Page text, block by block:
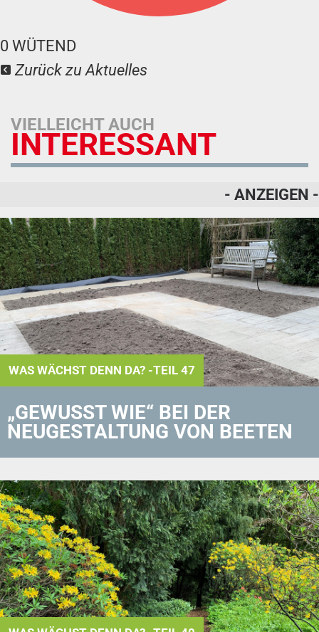
0 WÜTEND
Zurück zu Aktuelles
VIELLEICHT AUCH
INTERESSANT
- ANZEIGEN -
WAS WÄCHST DENN DA? -TEIL 47
„GEWUSST WIE“ BEI DER
NEUGESTALTUNG VON BEETEN